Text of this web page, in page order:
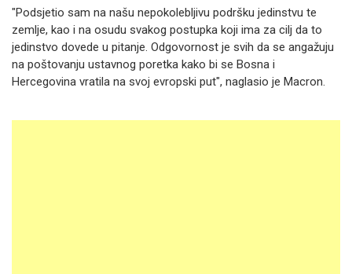
"Podsjetio sam na našu nepokolebljivu podršku jedinstvu te
zemlje, kao i na osudu svakog postupka koji ima za cilj da to
jedinstvo dovede u pitanje. Odgovornost je svih da se angažuju
na poštovanju ustavnog poretka kako bi se Bosna i
Hercegovina vratila na svoj evropski put", naglasio je Macron.